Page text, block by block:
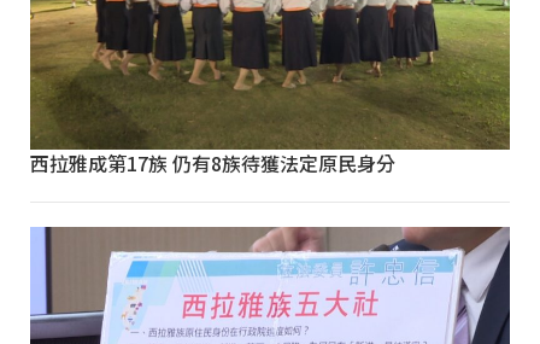
西拉雅成第17族 仍有8族待獲法定原民身分